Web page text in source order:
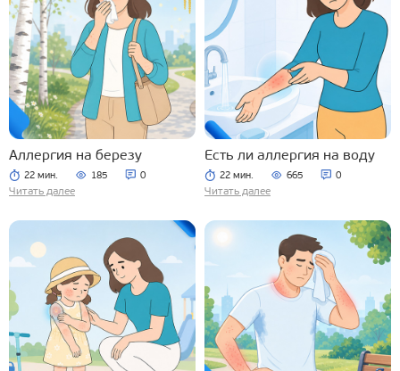
Аллергия на березу
22 мин. 185 0
Читать далее
Есть ли аллергия на воду
22 мин. 665 0
Читать далее